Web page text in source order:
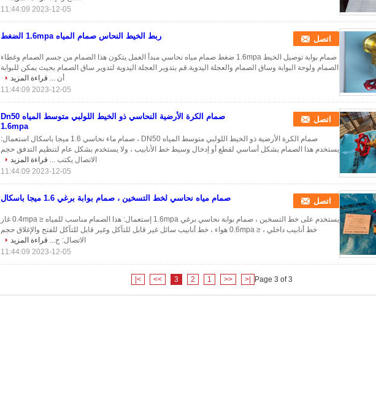
2023-12-05 11:44:09
ربط الخيط النحاس صمام المياه 1.6mpa الضغط اتصل
صمام بوابة توصيل الخيط 1.6mpa ضغط صمام مياه نحاسي مبدأ العمل يتكون هذا الصمام من جسم الصمام وغطاء
الصمام ولوحة البوابة وساق الصمام والعجلة اليدوية.قم بتدوير العجلة اليدوية لتدوير ساق الصمام بحيث يمكن للبوابة
أن ... قراءة المزيد
2023-12-05 11:44:09
صمام الكرة الأرضية النحاسي ذو الخيط اللولبي متوسط ​​المياه Dn50
1.6mpa
اتصل
صمام الكرة الأرضية ذو الخيط اللولبي متوسط ​​المياه DN50 ، صمام ماء نحاسي 1.6 ميجا باسكال استعمال:
يستخدم هذا الصمام بشكل أساسي لقطع أو إدخال وسيط خط الأنابيب ، ولا يستخدم بشكل عام لتنظيم التدفق حجم
الاتصال يكتب ... قراءة المزيد
2023-12-05 11:44:09
صمام مياه نحاسي لخط التسخين ، صمام بوابة برغي 1.6 ميجا باسكال اتصل
يستخدم على خط التسخين ، صمام بوابة نحاسي برغي 1.6mpa إستعمال: هذا الصمام مناسب للمياه ≤ 0.4mpa غاز
خط أنابيب داخلي ، ≤ 0.6mpa هواء ، خط أنابيب سائل غير قابل للتآكل وغير قابل للتآكل للفتح والإغلاق حجم
الاتصال: ج... قراءة المزيد
2023-12-05 11:44:09
Page 3 of 3
|<
<<
1
2
3
>>
>|